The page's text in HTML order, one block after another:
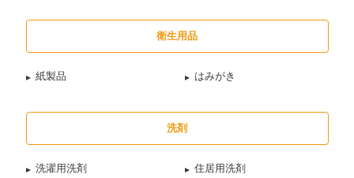
衛生用品
紙製品 はみがき
洗剤
洗濯用洗剤
住居用洗剤